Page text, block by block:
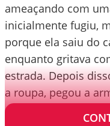
ameaçando com
inicialmente fugiu,
porque ela saiu do
enquanto gritava
estrada. Depois
a roupa, pegou a
abandonando o